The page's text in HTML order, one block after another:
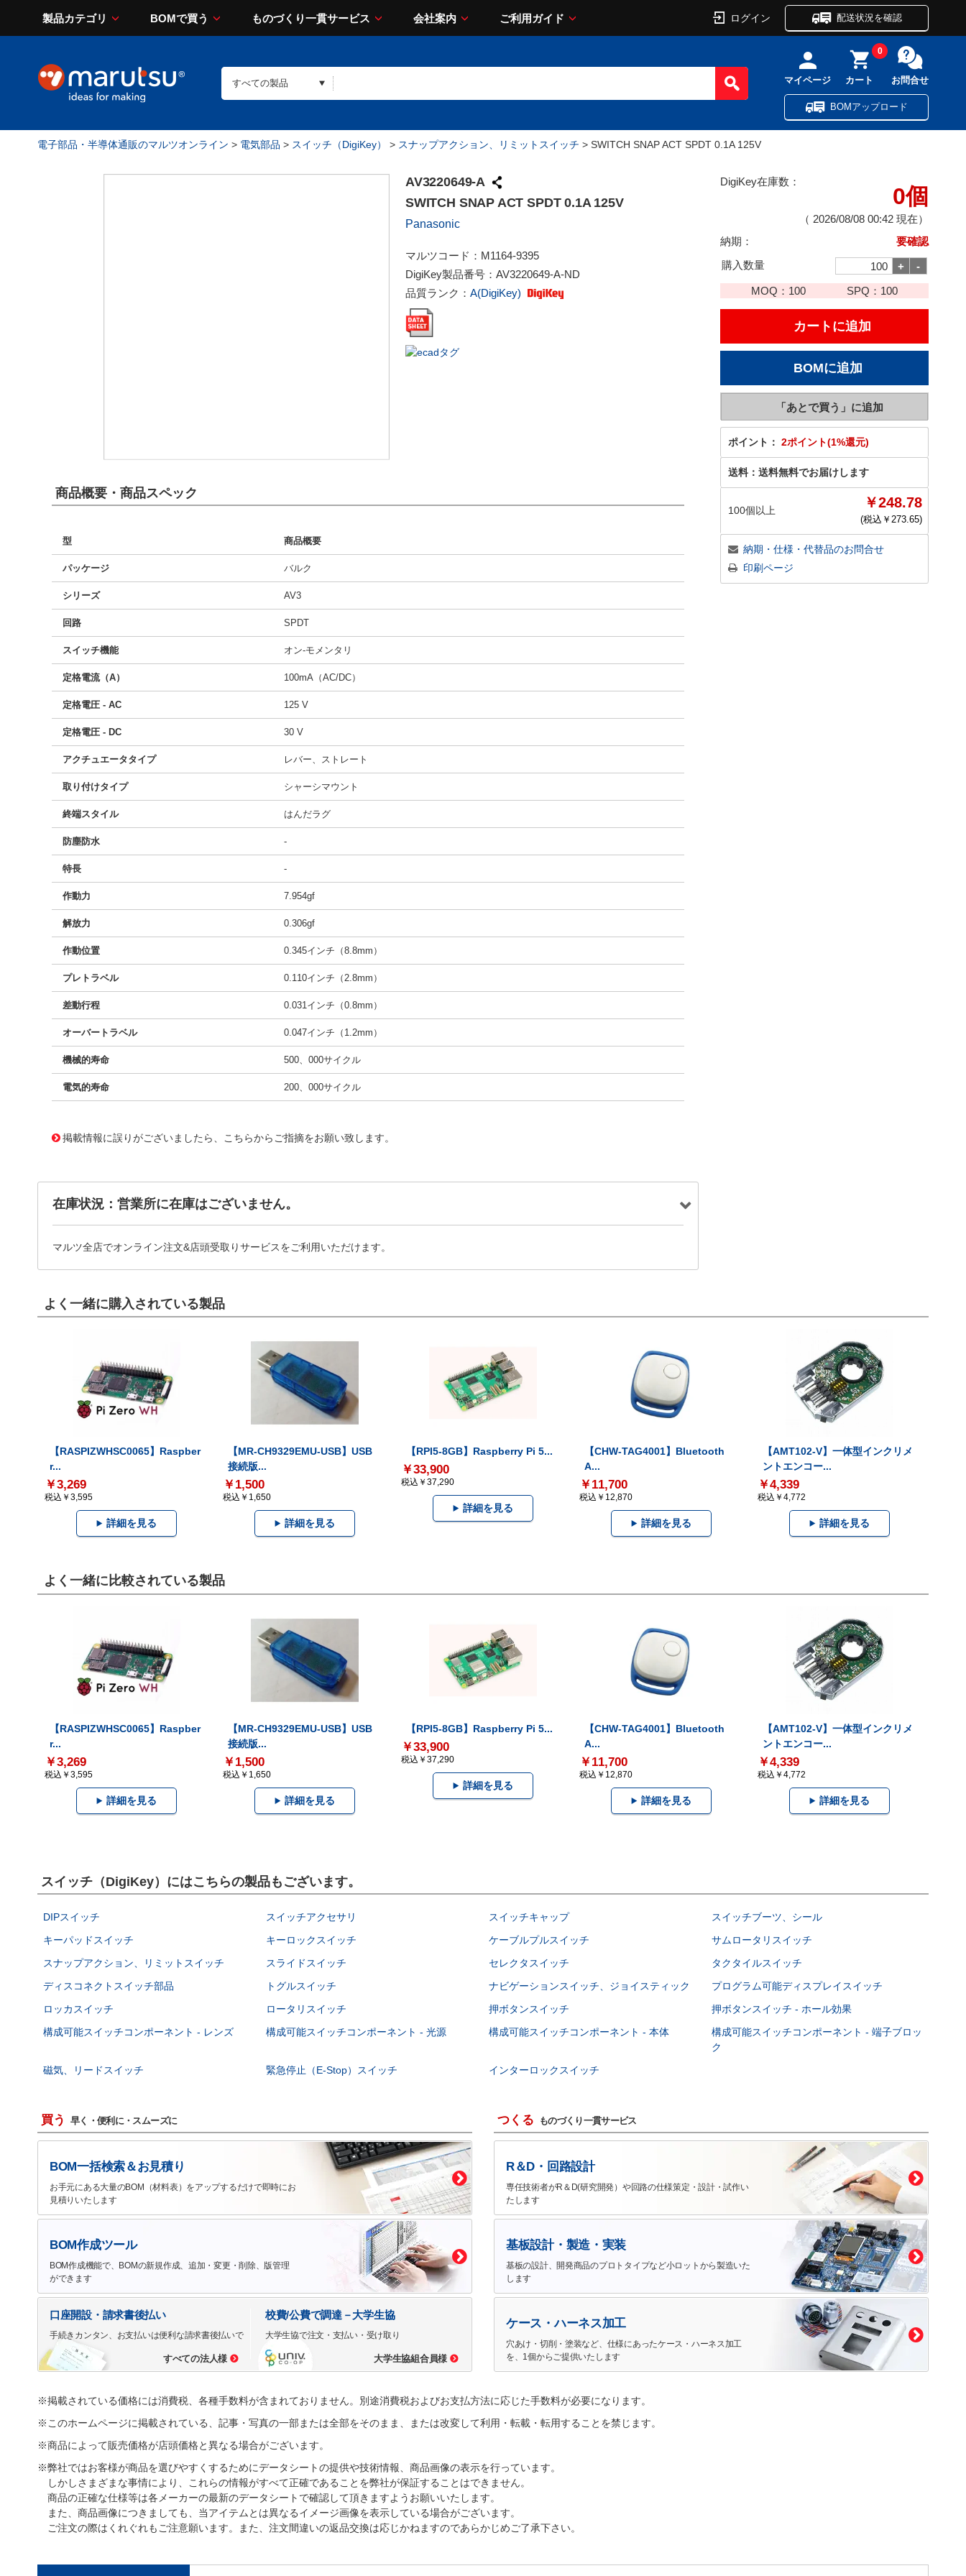
製品カテゴリ BOMで買う ものづくり一貫サービス 会社案内 ご利用ガイド ログイン 配送状況を確認
マイページ カート
0
お問合せ
BOMアップロード
電子部品・半導体通販のマルツオンライン > 電気部品 > スイッチ（DigiKey） > スナップアクション、リミットスイッチ > SWITCH SNAP ACT SPDT 0.1A 125V
AV3220649-A
SWITCH SNAP ACT SPDT 0.1A 125V
Panasonic
マルツコード： M1164-9395
DigiKey製品番号： AV3220649-A-ND
品質ランク： A(DigiKey)
DigiKey在庫数：
0個
（ 2026/08/08 00:42 現在）
納期：
要確認
購入数量
MOQ： 100 SPQ： 100
ポイント： 2ポイント(1%還元)
送料： 送料無料でお届けします
100個以上 ￥248.78
(税込￥ 273.65)
納期・仕様・代替品のお問合せ
印刷ページ
商品概要・商品スペック
型 商品概要
パッケージ バルク
シリーズ AV3
回路 SPDT
スイッチ機能 オン-モメンタリ
定格電流（A） 100mA（AC/DC）
定格電圧 - AC 125 V
定格電圧 - DC 30 V
アクチュエータタイプ レバー、ストレート
取り付けタイプ シャーシマウント
終端スタイル はんだラグ
防塵防水 -
特長 -
作動力 7.954gf
解放力 0.306gf
作動位置 0.345インチ（8.8mm）
プレトラベル 0.110インチ（2.8mm）
差動行程 0.031インチ（0.8mm）
オーバートラベル 0.047インチ（1.2mm）
機械的寿命 500、000サイクル
電気的寿命 200、000サイクル
掲載情報に誤りがございましたら、こちらからご指摘をお願い致します。
在庫状況：営業所に在庫はございません。
マルツ全店でオンライン注文&店頭受取りサービスをご利用いただけます。
よく一緒に購入されている製品
【RASPIZWHSC0065】Raspber
r...
￥3,269
税込￥3,595
詳細を見る
【MR-CH9329EMU-USB】USB
接続版...
￥1,500
税込￥1,650
詳細を見る
【RPI5-8GB】Raspberry Pi 5...
￥33,900
税込￥37,290
詳細を見る
【CHW-TAG4001】Bluetooth
A...
￥11,700
税込￥12,870
詳細を見る
【AMT102-V】一体型インクリメ
ントエンコー...
￥4,339
税込￥4,772
詳細を見る
よく一緒に比較されている製品
【RASPIZWHSC0065】Raspber
r...
￥3,269
税込￥3,595
詳細を見る
【MR-CH9329EMU-USB】USB
接続版...
￥1,500
税込￥1,650
詳細を見る
【RPI5-8GB】Raspberry Pi 5...
￥33,900
税込￥37,290
詳細を見る
【CHW-TAG4001】Bluetooth
A...
￥11,700
税込￥12,870
詳細を見る
【AMT102-V】一体型インクリメ
ントエンコー...
￥4,339
税込￥4,772
詳細を見る
スイッチ（DigiKey）にはこちらの製品もございます。
DIPスイッチ スイッチアクセサリ スイッチキャップ
スイッチブーツ、シール
キーパッドスイッチ
キーロックスイッチ ケーブルプルスイッチ
サムロータリスイッチ
スナップアクション、リミットスイッチ
スライドスイッチ セレクタスイッチ
タクタイルスイッチ
ディスコネクトスイッチ部品
トグルスイッチ ナビゲーションスイッチ、ジョイスティック
プログラム可能ディスプレイスイッチ
ロッカスイッチ
ロータリスイッチ 押ボタンスイッチ
押ボタンスイッチ - ホール効果
構成可能スイッチコンポーネント - レンズ
構成可能スイッチコンポーネント - 光源 構成可能スイッチコンポーネント - 本体
構成可能スイッチコンポーネント - 端子ブロッ
ク
磁気、リードスイッチ
緊急停止（E-Stop）スイッチ インターロックスイッチ
買う 早く・便利に・スムーズに
BOM一括検索＆お見積り
お手元にある大量のBOM（材料表）をアップするだけで即時にお
見積りいたします
BOM作成ツール
BOM作成機能で、BOMの新規作成、追加・変更・削除、版管理
ができます
口座開設・請求書後払い
手続きカンタン、お支払いは便利な請求書後払いで
すべての法人様
校費/公費で調達－大学生協
大学生協で注文・支払い・受け取り
大学生協組合員様
つくる ものづくり一貫サービス
R＆D・回路設計
専任技術者がR＆D(研究開発）や回路の仕様策定・設計・試作い
たします
基板設計・製造・実装
基板の設計、開発商品のプロトタイプなど小ロットから製造いた
します
ケース・ハーネス加工
穴あけ・切削・塗装など、仕様にあったケース・ハーネス加工
を、1個からご提供いたします
※掲載されている価格には消費税、各種手数料が含まれておりません。別途消費税およびお支払方法に応じた手数料が必要になります。
※このホームページに掲載されている、記事・写真の一部または全部をそのまま、または改変して利用・転載・転用することを禁じます。
※商品によって販売価格が店頭価格と異なる場合がございます。
※弊社ではお客様が商品を選びやすくするためにデータシートの提供や技術情報、商品画像の表示を行っています。
しかしさまざまな事情により、これらの情報がすべて正確であることを弊社が保証することはできません。
商品の正確な仕様等は各メーカーの最新のデータシートで確認して頂きますようお願いいたします。
また、商品画像につきましても、当アイテムとは異なるイメージ画像を表示している場合がございます。
ご注文の際はくれぐれもご注意願います。また、注文間違いの返品交換は応じかねますのであらかじめご了承下さい。